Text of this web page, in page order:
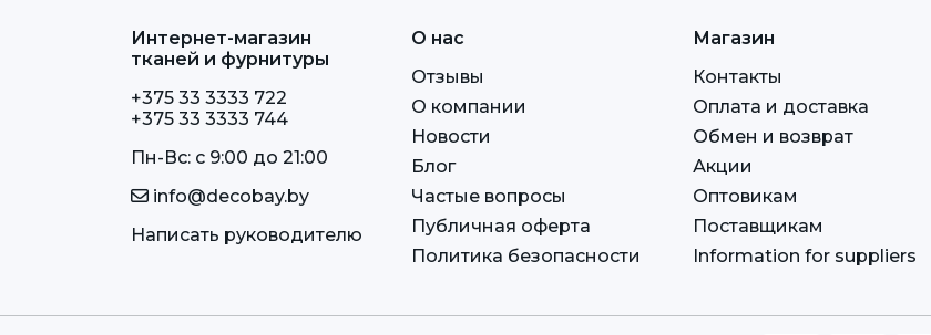
Интернет-магазин
тканей и фурнитуры
+375 33 3333 722
+375 33 3333 744
Пн-Вс: c 9:00 до 21:00
info@decobay.by
Написать руководителю
О нас
Отзывы
О компании
Новости
Блог
Частые вопросы
Публичная оферта
Политика безопасности
Магазин
Контакты
Оплата и доставка
Обмен и возврат
Акции
Оптовикам
Поставщикам
Information for suppliers